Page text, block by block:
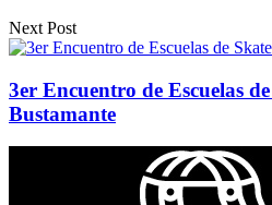
Next Post
3er Encuentro de Escuelas
Bustamante